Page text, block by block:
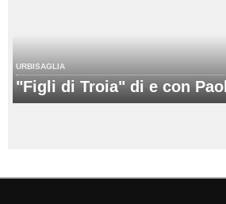
URBISAGLIA
"Figli di Troia" di e con